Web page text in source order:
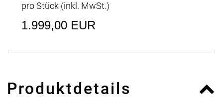
pro Stück (inkl. MwSt.)
1.999,00 EUR
Produktdetails